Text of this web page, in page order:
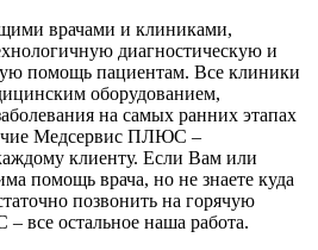
врачами и клиниками,
диагностическую и
помощь пациентам. Все клиники
оборудованием,
на самых ранних этапах
Медсервис ПЛЮС –
клиенту. Если Вам или
помощь врача, но не знаете куда
позвонить на горячую
остальное наша работа.